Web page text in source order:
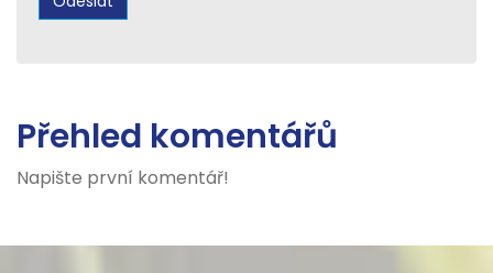
Přehled komentářů
Napište první komentář!